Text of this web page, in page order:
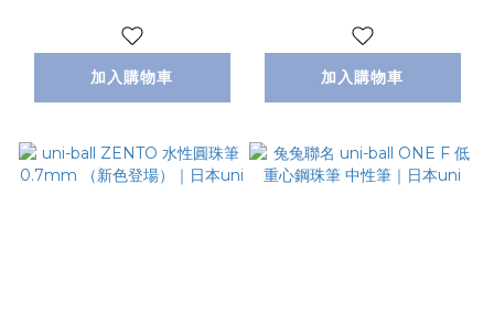
加入購物車 加入購物車